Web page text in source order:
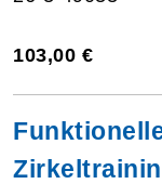
103,00 €